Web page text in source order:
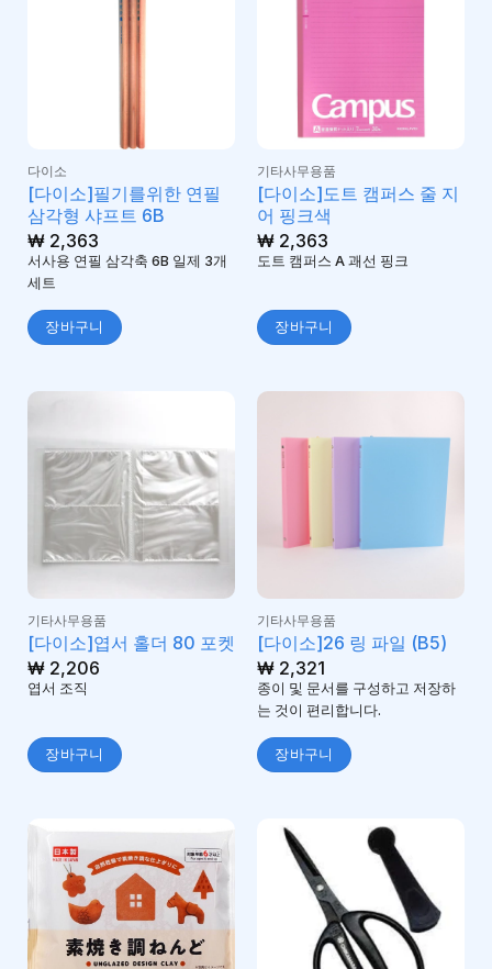
다이소
[다이소]필기를위한 연필
삼각형 샤프트 6B
₩2,363
서사용 연필 삼각축 6B 일제 3개
세트
장바구니
기타사무용품
[다이소]도트 캠퍼스 줄 지
어 핑크색
₩2,363
도트 캠퍼스 A 괘선 핑크
장바구니
기타사무용품
[다이소]엽서 홀더 80 포켓
₩2,206
엽서 조직
장바구니
기타사무용품
[다이소]26 링 파일 (B5)
₩2,321
종이 및 문서를 구성하고 저장하
는 것이 편리합니다.
장바구니